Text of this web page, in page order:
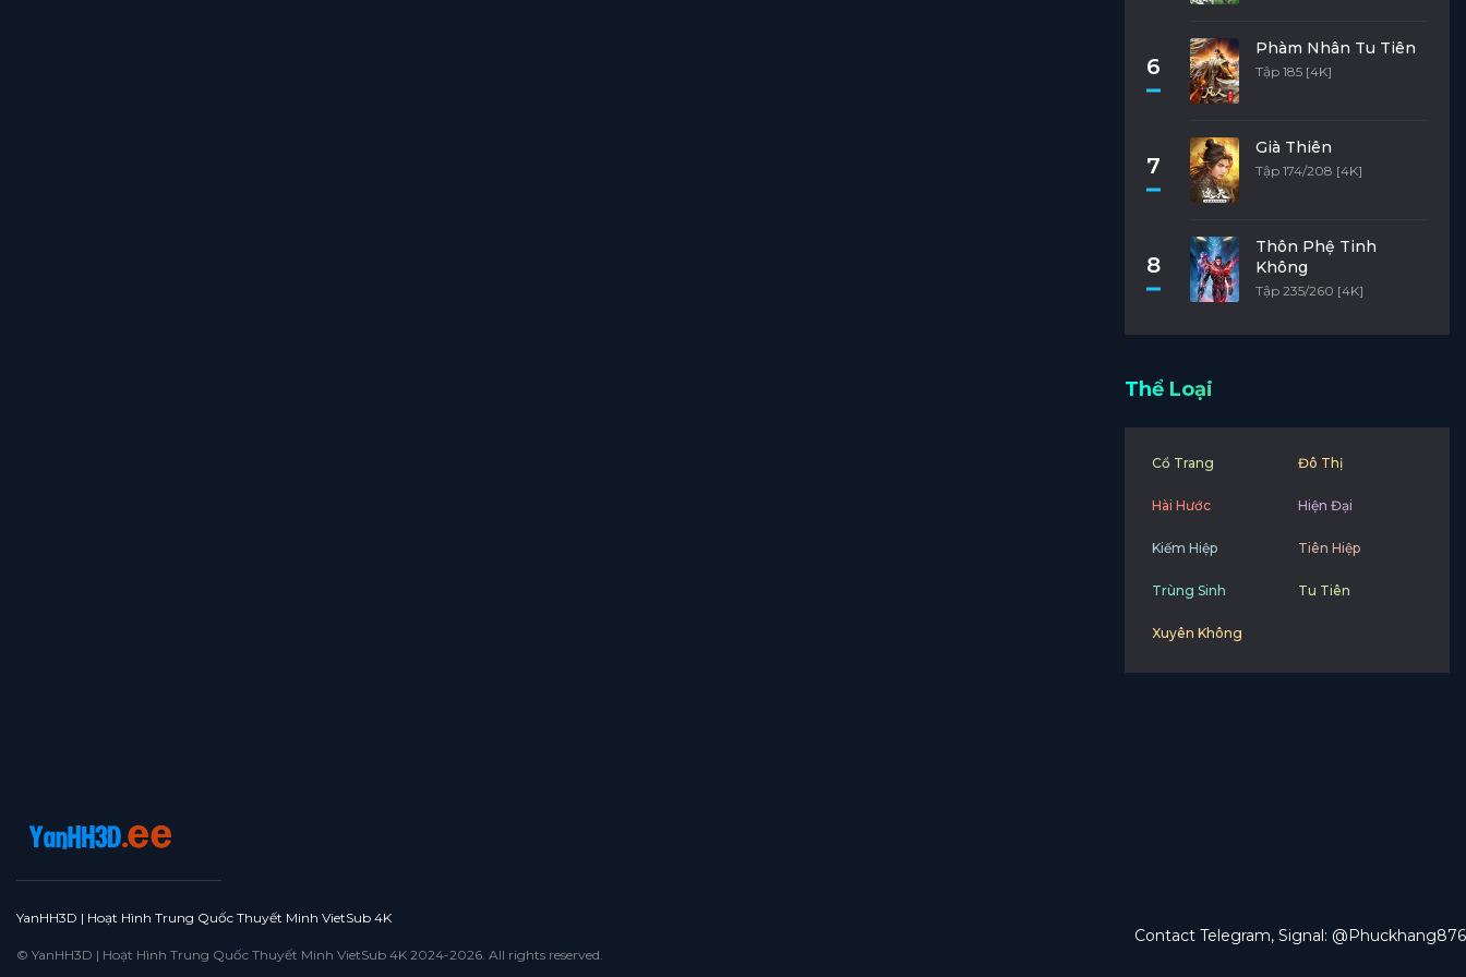
6
Phàm Nhân Tu Tiên
Tập 185 [4K]
7
Già Thiên
Tập 174/208 [4K]
8
Thôn Phệ Tinh
Không
Tập 235/260 [4K]
Thể Loại
Cổ Trang Đô Thị
Hài Hước Hiện Đại
Kiếm Hiệp Tiên Hiệp
Trùng Sinh Tu Tiên
Xuyên Không
YanHH3D | Hoạt Hình Trung Quốc Thuyết Minh VietSub 4K
Contact Telegram, Signal: @Phuckhang876
© YanHH3D | Hoạt Hình Trung Quốc Thuyết Minh VietSub 4K 2024-2026. All rights reserved.